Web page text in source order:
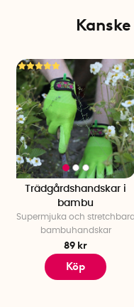
Trädgårdshandskar i
bambu
Supermjuka och stretchbara
bambuhandskar
89 kr
Köp